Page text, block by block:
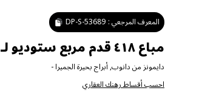
المعرف المرجعي : DP-S-53689
مباع ٤١٨ قدم مربع ستوديو لـ للبيع في دايمونز من دانوب ، أبراج بحيرة الجميرا
دايمونز من دانوب,أبراج بحيرة الجميرا-
احسب أقساط رهنك العقاري